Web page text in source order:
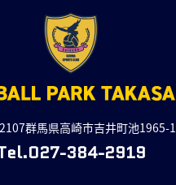
群馬県高崎市吉井町池1965-1
384-2919